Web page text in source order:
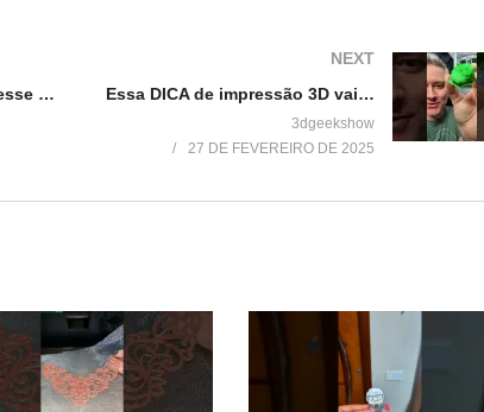
DUVIDO você não querer esse BONSAI!
NEXT
Essa DICA de impressão 3D vai te salvar!
3dgeekshow
27 DE FEVEREIRO DE 2025